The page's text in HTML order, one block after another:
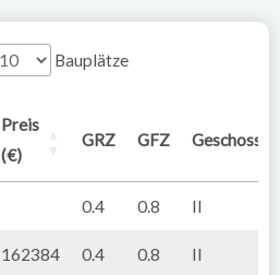
Bauplätze
Preis
(€)
GRZ GFZ Geschosse
0.4 0.8 II
162384 0.4 0.8 II